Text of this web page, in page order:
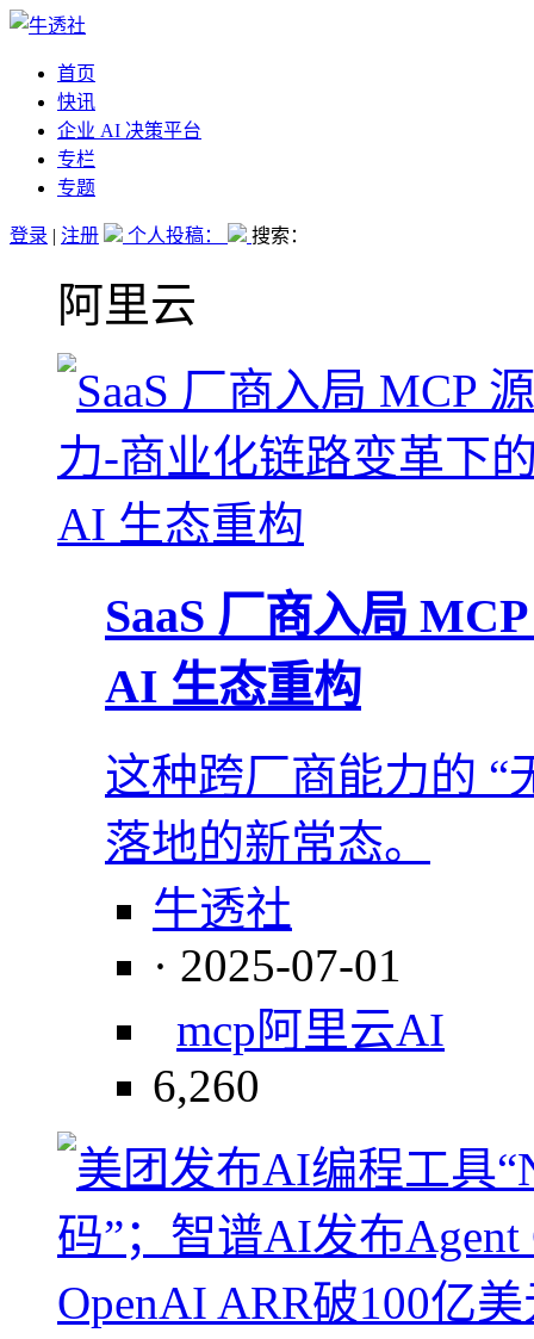
首页
快讯
企业 AI 决策平台
专栏
专题
登录 | 注册 个人投稿： 搜索：
阿里云
​SaaS 厂商入局
AI 生态重构
这种跨厂商能力的 “
落地的新常态。
牛透社
· 2025-07-01
mcp阿里云AI
6,260